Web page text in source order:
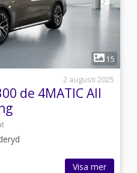
15
2 augusti 2025
de 4MATIC All
Visa mer